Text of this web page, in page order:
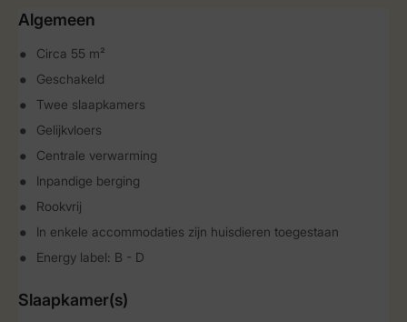
Algemeen
Circa 55 m²
Geschakeld
Twee slaapkamers
Gelijkvloers
Centrale verwarming
Inpandige berging
Rookvrij
In enkele accommodaties zijn huisdieren toegestaan
Energy label: B - D
Slaapkamer(s)